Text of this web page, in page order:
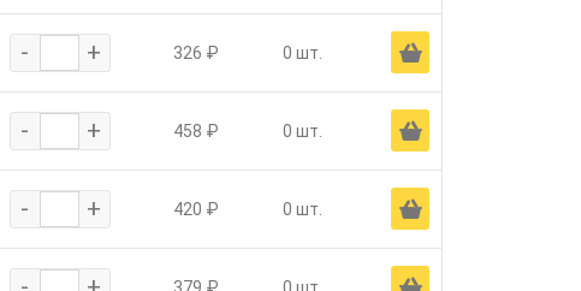
- + 326 ₽ 0 шт. Ä
- + 458 ₽ 0 шт. Ä
- + 420 ₽ 0 шт. Ä